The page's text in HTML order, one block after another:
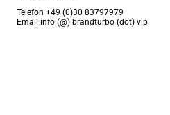
Telefon +49 (0)30 83797979
Email info (@) brandturbo (dot) vip